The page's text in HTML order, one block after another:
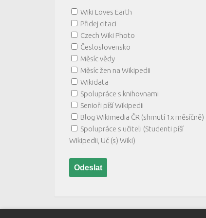
Wiki Loves Earth
Přidej citaci
Czech Wiki Photo
Česloslovensko
Měsíc vědy
Měsíc žen na Wikipedii
Wikidata
Spolupráce s knihovnami
Senioři píší Wikipedii
Blog Wikimedia ČR (shrnutí 1x měsíčně)
Spolupráce s učiteli (Studenti píší
Wikipedii, Uč (s) Wiki)